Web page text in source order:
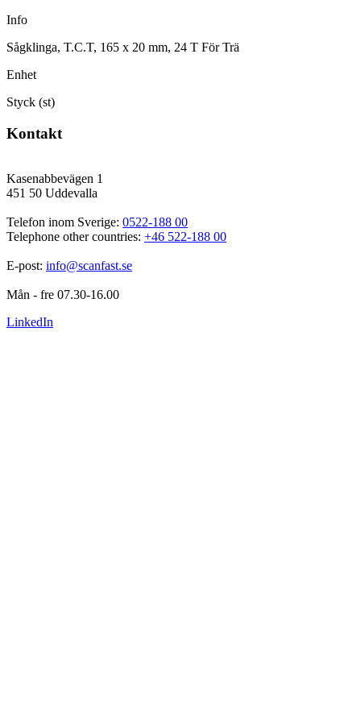
Info
Sågklinga, T.C.T, 165 x 20 mm, 24 T För Trä
Enhet
Styck (st)
Kontakt
Kasenabbevägen 1
451 50 Uddevalla
Telefon inom Sverige: 0522-188 00
Telephone other countries: +46 522-188 00
E-post: info@scanfast.se
Mån - fre 07.30-16.00
LinkedIn